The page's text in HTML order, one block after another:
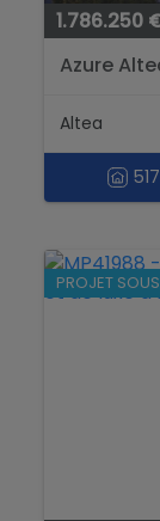
1.786.250
Azure
Altea
PROJET